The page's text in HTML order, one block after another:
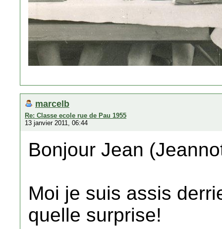
marcelb
Re: Classe ecole rue de Pau 1955
13 janvier 2011, 06:44
Bonjour Jean
Moi je suis assis
quelle surprise!